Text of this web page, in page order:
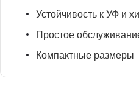
Устойчивость к УФ и
Простое
Компактные размеры